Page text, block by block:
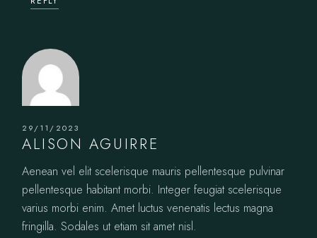
29/11/2023
ALISON AGUIRRE
Aenean vel elit scelerisque mauris pellentesque pulvinar
pellentesque habitant morbi. Integer feugiat scelerisque
varius morbi enim. Amet luctus venenatis lectus magna
fringilla. Sodales ut etiam sit amet nisl.